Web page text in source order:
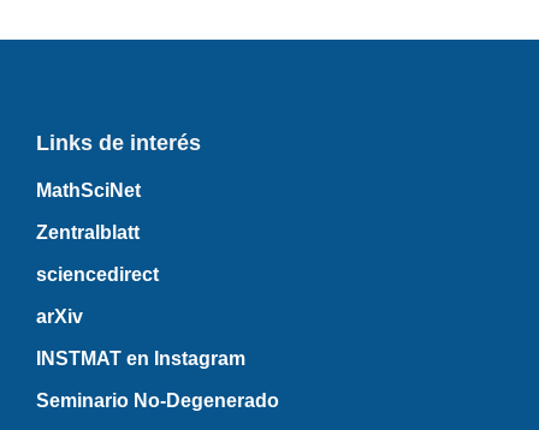
Links de interés
MathSciNet
Zentralblatt
sciencedirect
arXiv
INSTMAT en Instagram
Seminario No-Degenerado